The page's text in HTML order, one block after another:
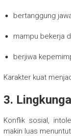
bertanggung
mampu bekerja
berjiwa
Karakter kuat
3.
Konflik sosial,
makin luas